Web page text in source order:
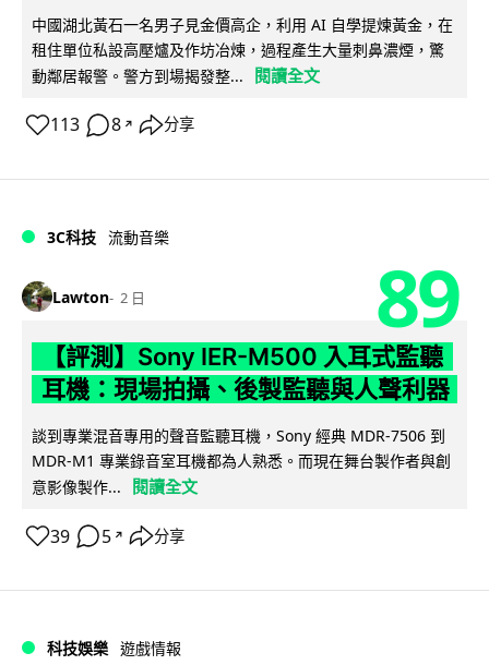
中國湖北黃石一名男子見金價高企，利用 AI 自學提煉黃金，在
租住單位私設高壓爐及作坊冶煉，過程產生大量刺鼻濃煙，驚
動鄰居報警。警方到場揭發整...
閱讀全文
113 8 ↗ 分享
3C科技 流動音樂
Lawton 2 日 89
【評測】Sony IER-M500 入耳式監聽
耳機：現場拍攝、後製監聽與人聲利器
談到專業混音專用的聲音監聽耳機，Sony 經典 MDR-7506 到
MDR-M1 專業錄音室耳機都為人熟悉。而現在舞台製作者與創
意影像製作...
閱讀全文
39 5 ↗ 分享
科技娛樂 遊戲情報